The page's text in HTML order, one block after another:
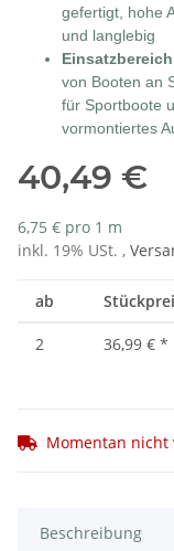
gefertigt, hohe
und langlebig
von Booten an
für Sportboote
vormontiertes
40,49 €
6,75 € pro 1 m
inkl. 19% USt. ,
ab
2 36,99 € *
Momentan nicht
Beschreibung